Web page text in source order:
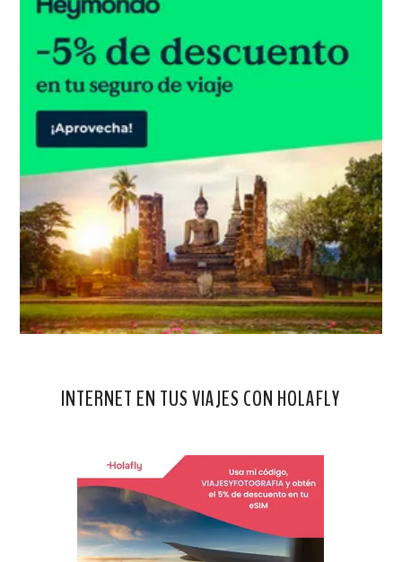
INTERNET EN TUS VIAJES CON HOLAFLY